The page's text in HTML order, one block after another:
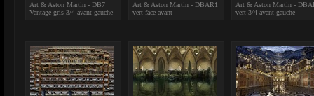
Art & Aston Martin - DB7
Vantage gris 3/4 avant gauche
Art & Aston Martin - DBAR1
vert face avant
Art & Aston Martin -
vert 3/4 avant gauche